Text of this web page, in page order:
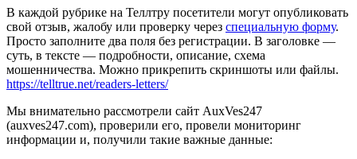
В каждой рубрике на Теллтру посетители могут опубликовать
свой отзыв, жалобу или проверку через специальную форму.
Просто заполните два поля без регистрации. В заголовке —
суть, в тексте — подробности, описание, схема
мошенничества. Можно прикрепить скриншоты или файлы.
https://telltrue.net/readers-letters/
Мы внимательно рассмотрели сайт AuxVes247
(auxves247.com), проверили его, провели мониторинг
информации и, получили такие важные данные: